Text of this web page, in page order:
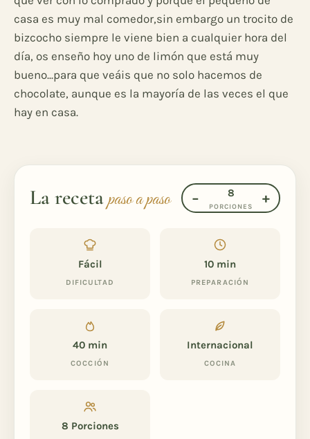
casa es muy mal comedor,sin embargo un trocito de
bizcocho siempre le viene bien a cualquier hora del
día, os enseño hoy uno de limón que está muy
bueno...para que veáis que no solo hacemos de
chocolate, aunque es la mayoría de las veces el que
hay en casa.
La recetapaso a paso − 8
PORCIONES
+
Fácil
DIFICULTAD
10 min
PREPARACIÓN
40 min
COCCIÓN
Internacional
COCINA
8 Porciones